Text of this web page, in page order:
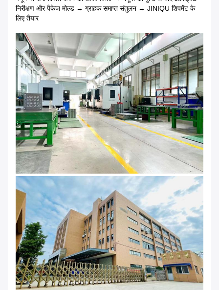
निरीक्षण और पैकेज मोल्ड → ग्राहक समाप्त संतुलन → JINIQU शिपमेंट के
लिए तैयार